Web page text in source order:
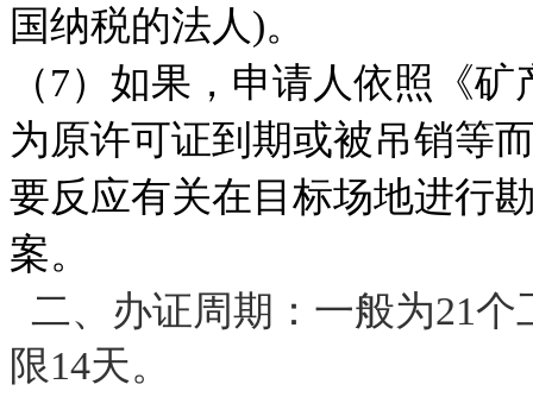
国纳税的法人)。
（7）如果，申请人依照《
为原许可证到期或被吊销等
要反应有关在目标场地进行
案。
二、办证周期：一般为21
限14天。